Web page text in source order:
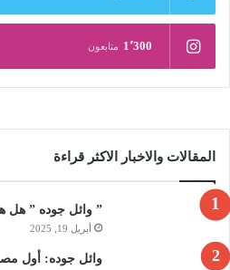
1٬300 متابعون
المقالات والاخبار الاكثر قراءة
” وائل جوده ” هل
أبريل 19, 2025
وائل جوده: أول